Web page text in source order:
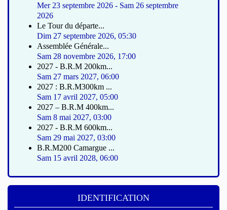
Mer 23 septembre 2026 - Sam 26 septembre
2026
Le Tour du départe...
Dim 27 septembre 2026, 05:30
Assemblée Générale...
Sam 28 novembre 2026, 17:00
2027 - B.R.M 200km...
Sam 27 mars 2027, 06:00
2027 : B.R.M300km ...
Sam 17 avril 2027, 05:00
2027 – B.R.M 400km...
Sam 8 mai 2027, 03:00
2027 - B.R.M 600km...
Sam 29 mai 2027, 03:00
B.R.M200 Camargue ...
Sam 15 avril 2028, 06:00
IDENTIFICATION